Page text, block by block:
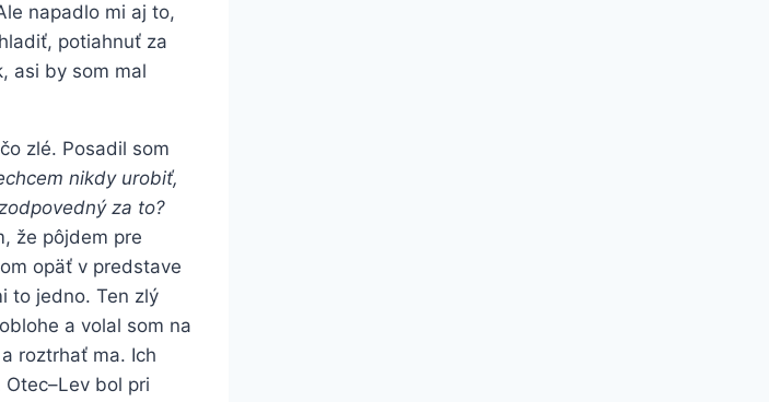
napadlo mi aj to,
potiahnuť za
asi by som mal
zlé. Posadil som
nikdy urobiť,
za to?
že pôjdem pre
opäť v predstave
to jedno. Ten zlý
a volal som na
roztrhať ma. Ich
bol pri